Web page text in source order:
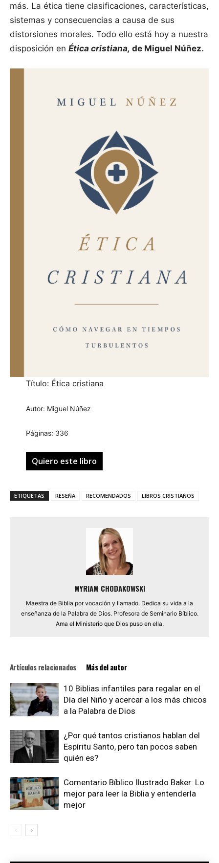
más. La ética tiene clasificaciones, características,
sistemas y consecuencias a causa de sus
distorsiones morales. Todo ello está hoy a nuestra
disposición en Ética cristiana, de Miguel Núñez.
Título: Ética cristiana
Autor: Miguel Núñez
Páginas: 336
Quiero este libro
ETIQUETAS RESEÑA RECOMENDADOS LIBROS CRISTIANOS
MYRIAM CHODAKOWSKI
Maestra de Biblia por vocación y llamado. Dedica su vida a la
enseñanza de la Palabra de Dios. Profesora de Seminario Bíblico.
Ama el Ministerio que Dios puso en ella.
Artículos relacionados Más del autor
10 Biblias infantiles para regalar en el
Día del Niño y acercar a los más chicos
a la Palabra de Dios
¿Por qué tantos cristianos hablan del
Espíritu Santo, pero tan pocos saben
quién es?
Comentario Bíblico Ilustrado Baker: Lo
mejor para leer la Biblia y entenderla
mejor